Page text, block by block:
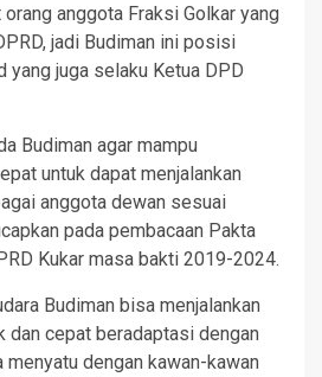
anggota Fraksi Golkar yang
jadi Budiman ini posisi
yang juga selaku Ketua DPD
Budiman agar mampu
untuk dapat menjalankan
anggota dewan sesuai
pada pembacaan Pakta
Kukar masa bakti 2019-2024.
Budiman bisa menjalankan
dan cepat beradaptasi dengan
dengan kawan-kawan